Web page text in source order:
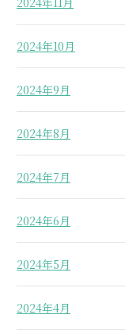
2024年10月
2024年9月
2024年8月
2024年7月
2024年6月
2024年5月
2024年4月